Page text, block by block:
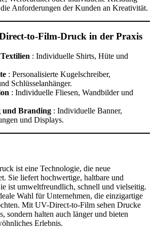
Anforderungen der Kunden an Kreativität.
to-Film-Druck in der Praxis
: Individuelle Shirts, Hüte und
: Personalisierte Kugelschreiber,
Schlüsselanhänger.
: Individuelle Fliesen, Wandbilder und
und Branding : Individuelle Banner,
und Displays.
ist eine Technologie, die neue
Sie liefert hochwertige, haltbare und
ist umweltfreundlich, schnell und vielseitig.
Wahl für Unternehmen, die einzigartige
Mit UV-Direct-to-Film sehen Drucke
sondern halten auch länger und bieten
Erlebnis.